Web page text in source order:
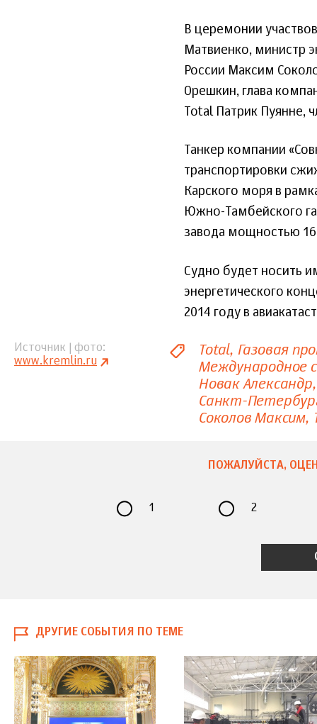
В церемонии
Матвиенко, министр
России Максим
Орешкин, глава
Total Патрик
Танкер компании
транспортировки
Карского моря в
Южно-Тамбейского
завода мощностью
Судно будет носить
энергетического
2014 году в
Источник | фото
www.kremlin.ru
Total Газовая
Международное
Новак Александр
Санкт-
Соколов Максим
ПОЖАЛУЙСТА,
1 2
ДРУГИЕ СОБЫТИЯ ПО ТЕМЕ